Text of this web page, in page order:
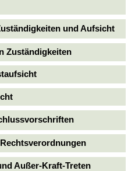
und Aufsicht
Zuständigkeiten
Außer-Kraft-Treten